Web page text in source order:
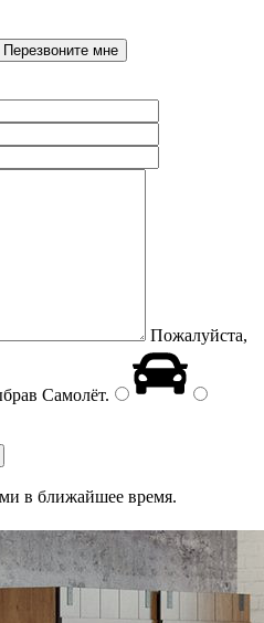
Пожалуйста,
Самолёт.
в ближайшее время.